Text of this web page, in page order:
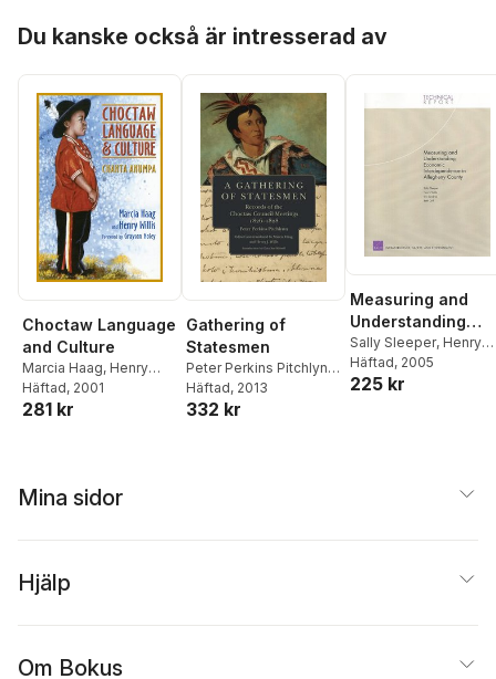
Du kanske också är intresserad av
Choctaw Language
and Culture
Marcia Haag, Henry
Willis
Häftad, 2001
281 kr
Gathering of
Statesmen
Peter Perkins Pitchlynn ,
Marcia Haag
Willis
Häftad, 2013
332 kr
Measuring and
Understanding
Economic
Interdependence
Allegheny County
Sally Sleeper, Henry
Willis,Eric Landree
Beth Grill
Häftad, 2005
225 kr
Mina sidor
Hjälp
Om Bokus